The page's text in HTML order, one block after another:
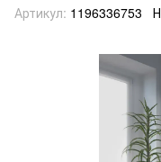
Артикул: 1196336753